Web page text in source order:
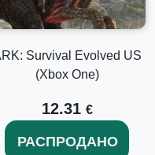
Survival Evolved US
(Xbox One)
12.31 €
РАСПРОДАНО